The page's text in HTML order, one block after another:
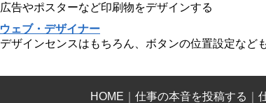
広告やポスターなど印刷物をデザインする
ウェブ・デザイナー
デザインセンスはもちろん、ボタンの位置設定など
HOME 仕事の本音を投稿する